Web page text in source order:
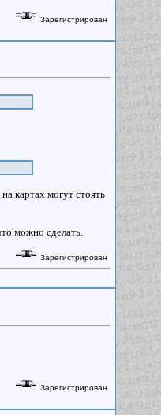
Зарегистрирован
картах могут стоять
можно сделать.
Зарегистрирован
Зарегистрирован